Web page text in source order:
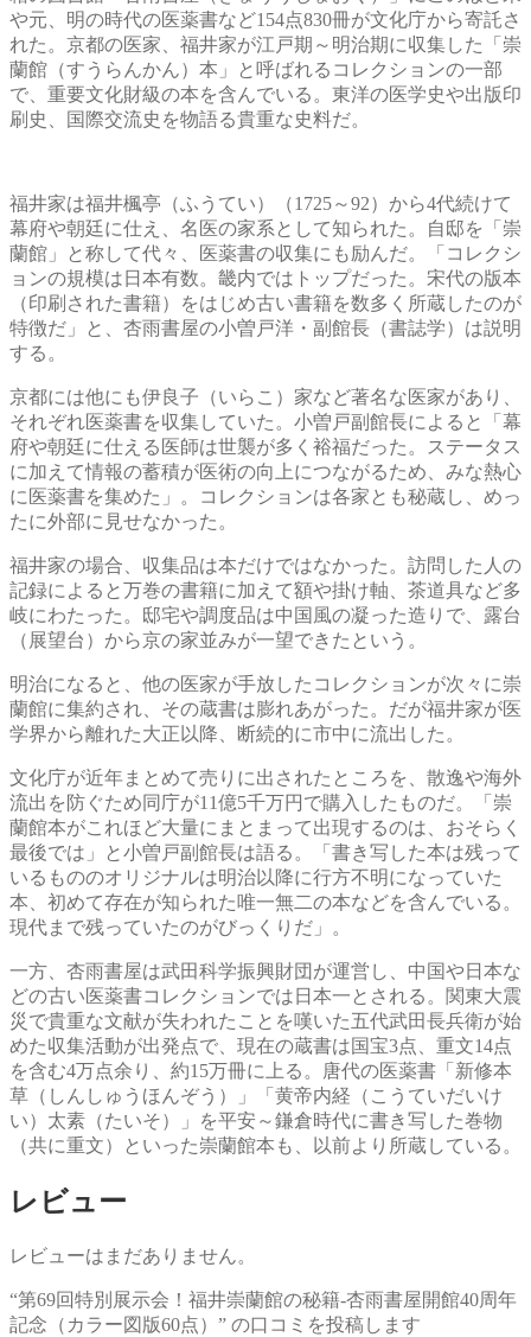
や元、明の時代の医薬書など154点830冊が文化庁から寄託さ
れた。京都の医家、福井家が江戸期～明治期に収集した「崇
蘭館（すうらんかん）本」と呼ばれるコレクションの一部
で、重要文化財級の本を含んでいる。東洋の医学史や出版印
刷史、国際交流史を物語る貴重な史料だ。
福井家は福井楓亭（ふうてい）（1725～92）から4代続けて
幕府や朝廷に仕え、名医の家系として知られた。自邸を「崇
蘭館」と称して代々、医薬書の収集にも励んだ。「コレクシ
ョンの規模は日本有数。畿内ではトップだった。宋代の版本
（印刷された書籍）をはじめ古い書籍を数多く所蔵したのが
特徴だ」と、杏雨書屋の小曽戸洋・副館長（書誌学）は説明
する。
京都には他にも伊良子（いらこ）家など著名な医家があり、
それぞれ医薬書を収集していた。小曽戸副館長によると「幕
府や朝廷に仕える医師は世襲が多く裕福だった。ステータス
に加えて情報の蓄積が医術の向上につながるため、みな熱心
に医薬書を集めた」。コレクションは各家とも秘蔵し、めっ
たに外部に見せなかった。
福井家の場合、収集品は本だけではなかった。訪問した人の
記録によると万巻の書籍に加えて額や掛け軸、茶道具など多
岐にわたった。邸宅や調度品は中国風の凝った造りで、露台
（展望台）から京の家並みが一望できたという。
明治になると、他の医家が手放したコレクションが次々に崇
蘭館に集約され、その蔵書は膨れあがった。だが福井家が医
学界から離れた大正以降、断続的に市中に流出した。
文化庁が近年まとめて売りに出されたところを、散逸や海外
流出を防ぐため同庁が11億5千万円で購入したものだ。「崇
蘭館本がこれほど大量にまとまって出現するのは、おそらく
最後では」と小曽戸副館長は語る。「書き写した本は残って
いるもののオリジナルは明治以降に行方不明になっていた
本、初めて存在が知られた唯一無二の本などを含んでいる。
現代まで残っていたのがびっくりだ」。
一方、杏雨書屋は武田科学振興財団が運営し、中国や日本な
どの古い医薬書コレクションでは日本一とされる。関東大震
災で貴重な文献が失われたことを嘆いた五代武田長兵衛が始
めた収集活動が出発点で、現在の蔵書は国宝3点、重文14点
を含む4万点余り、約15万冊に上る。唐代の医薬書「新修本
草（しんしゅうほんぞう）」「黄帝内経（こうていだいけ
い）太素（たいそ）」を平安～鎌倉時代に書き写した巻物
（共に重文）といった崇蘭館本も、以前より所蔵している。
レビュー
レビューはまだありません。
“第69回特別展示会！福井崇蘭館の秘籍-杏雨書屋開館40周年
記念（カラー図版60点）” の口コミを投稿します